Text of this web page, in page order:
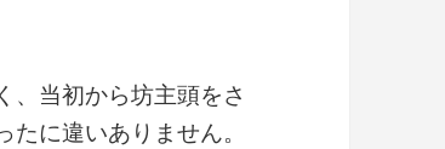
、当初から坊主頭をさ
に違いありません。